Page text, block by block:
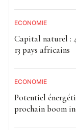
ECONOMIE
Capital naturel :
13 pays africains
ECONOMIE
Potentiel
prochain boom